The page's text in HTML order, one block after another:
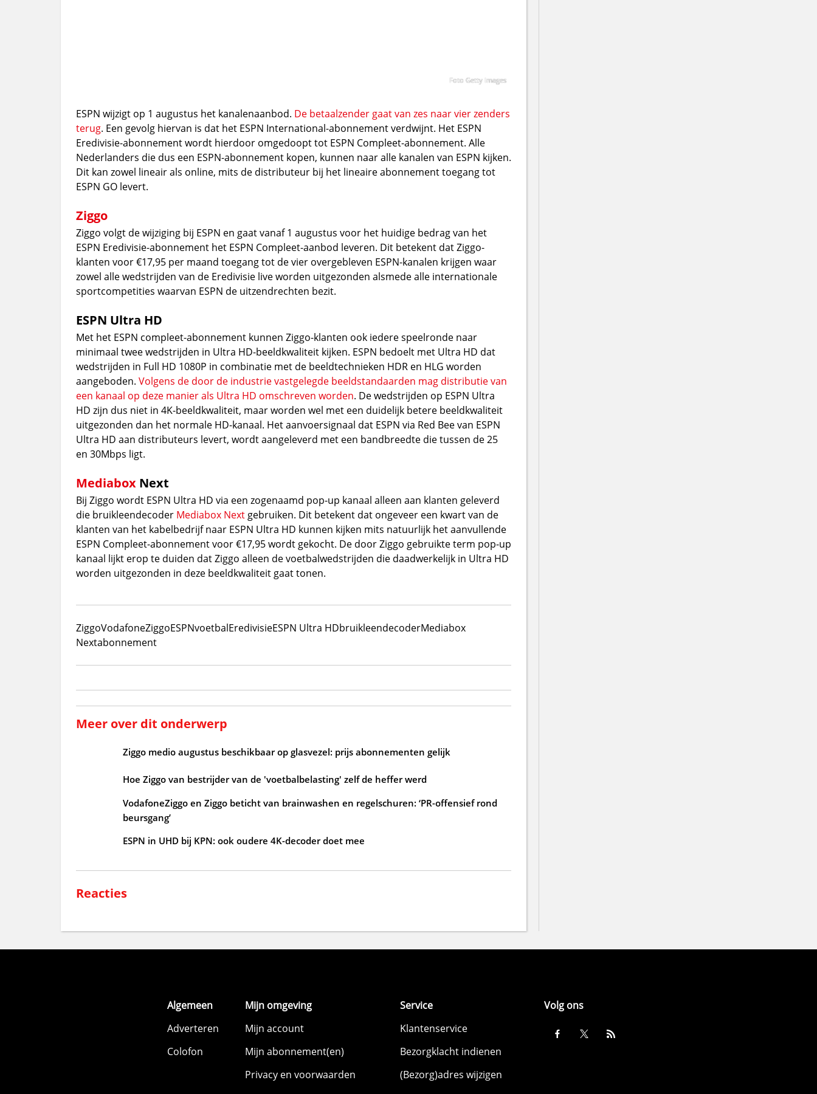
Foto Getty Images
ESPN wijzigt op 1 augustus het kanalenaanbod. De betaalzender gaat van zes naar vier zenders
terug. Een gevolg hiervan is dat het ESPN International-abonnement verdwijnt. Het ESPN
Eredivisie-abonnement wordt hierdoor omgedoopt tot ESPN Compleet-abonnement. Alle
Nederlanders die dus een ESPN-abonnement kopen, kunnen naar alle kanalen van ESPN kijken.
Dit kan zowel lineair als online, mits de distributeur bij het lineaire abonnement toegang tot
ESPN GO levert.
Ziggo
Ziggo volgt de wijziging bij ESPN en gaat vanaf 1 augustus voor het huidige bedrag van het
ESPN Eredivisie-abonnement het ESPN Compleet-aanbod leveren. Dit betekent dat Ziggo-
klanten voor €17,95 per maand toegang tot de vier overgebleven ESPN-kanalen krijgen waar
zowel alle wedstrijden van de Eredivisie live worden uitgezonden alsmede alle internationale
sportcompetities waarvan ESPN de uitzendrechten bezit.
ESPN Ultra HD
Met het ESPN compleet-abonnement kunnen Ziggo-klanten ook iedere speelronde naar
minimaal twee wedstrijden in Ultra HD-beeldkwaliteit kijken. ESPN bedoelt met Ultra HD dat
wedstrijden in Full HD 1080P in combinatie met de beeldtechnieken HDR en HLG worden
aangeboden. Volgens de door de industrie vastgelegde beeldstandaarden mag distributie van
een kanaal op deze manier als Ultra HD omschreven worden. De wedstrijden op ESPN Ultra
HD zijn dus niet in 4K-beeldkwaliteit, maar worden wel met een duidelijk betere beeldkwaliteit
uitgezonden dan het normale HD-kanaal. Het aanvoersignaal dat ESPN via Red Bee van ESPN
Ultra HD aan distributeurs levert, wordt aangeleverd met een bandbreedte die tussen de 25
en 30Mbps ligt.
MediaboxNext
Bij Ziggo wordt ESPN Ultra HD via een zogenaamd pop-up kanaal alleen aan klanten geleverd
die bruikleendecoder Mediabox Nextgebruiken. Dit betekent dat ongeveer een kwart van de
klanten van het kabelbedrijf naar ESPN Ultra HD kunnen kijken mits natuurlijk het aanvullende
ESPN Compleet-abonnement voor €17,95 wordt gekocht. De door Ziggo gebruikte term pop-up
kanaal lijkt erop te duiden dat Ziggo alleen de voetbalwedstrijden die daadwerkelijk in Ultra HD
worden uitgezonden in deze beeldkwaliteit gaat tonen.
ZiggoVodafoneZiggoESPNvoetbalEredivisieESPN Ultra HDbruikleendecoderMediabox
Nextabonnement
Meer over dit onderwerp
Ziggo medio augustus beschikbaar op glasvezel: prijs abonnementen gelijk
Hoe Ziggo van bestrijder van de 'voetbalbelasting' zelf de heffer werd
VodafoneZiggo en Ziggo beticht van brainwashen en regelschuren: ‘PR-offensief rond
beursgang’
ESPN in UHD bij KPN: ook oudere 4K-decoder doet mee
Reacties
Algemeen
Adverteren
Colofon
Mijn omgeving
Mijn account
Mijn abonnement(en)
Privacy en voorwaarden
Service
Klantenservice
Bezorgklacht indienen
(Bezorg)adres wijzigen
Volg ons